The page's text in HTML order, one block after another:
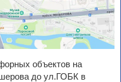
объектов на
до ул.ГОБК в